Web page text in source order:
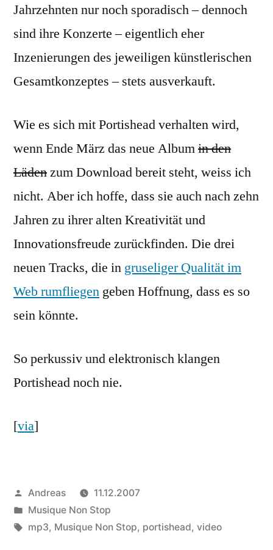
Jahrzehnten nur noch sporadisch – dennoch
sind ihre Konzerte – eigentlich eher
Inzenierungen des jeweiligen künstlerischen
Gesamtkonzeptes – stets ausverkauft.
Wie es sich mit Portishead verhalten wird,
wenn Ende März das neue Albumin den
Lädenzum Download bereit steht, weiss ich
nicht. Aber ich hoffe, dass sie auch nach zehn
Jahren zu ihrer alten Kreativität und
Innovationsfreude zurückfinden. Die drei
neuen Tracks, die in gruseliger Qualität im
Web rumfliegen geben Hoffnung, dass es so
sein könnte.
So perkussiv und elektronisch klangen
Portishead noch nie.
[via]
Veröffentlicht
von
Andreas
11.12.2007
Veröffentlicht
in
Musique Non Stop
Schlagwörter:
mp3, Musique Non Stop, portishead, video